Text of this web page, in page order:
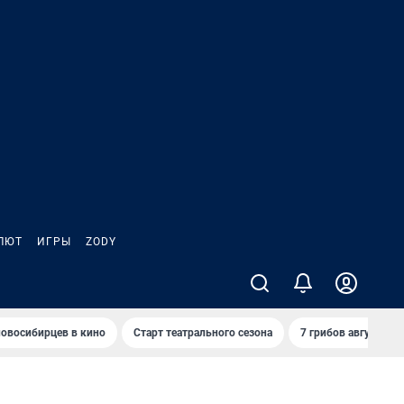
ИГРЫ ZODY
в кино Старт театрального сезона 7 грибов августа